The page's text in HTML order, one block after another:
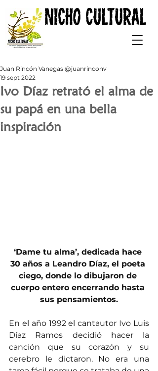
Ivo Díaz retrató el alma de
su papá en una bella
inspiración
Juan Rincón Vanegas @juanrinconv
19 sept 2022
‘Dame tu alma’, dedicada hace
30 años a Leandro Díaz, el poeta
ciego, donde lo dibujaron de
cuerpo entero encerrando hasta
sus pensamientos.
En el año 1992 el cantautor Ivo Luis
Díaz Ramos decidió hacer la
canción que su corazón y su
cerebro le dictaron. No era una